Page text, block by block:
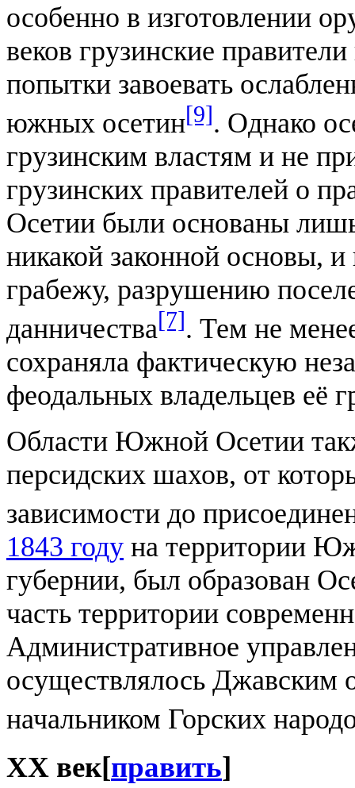
особенно в изготовлении
веков грузинские
попытки завоевать
южных осетин[9]. Однако
грузинским властям и не
грузинских правителей о
Осетии были основаны
никакой законной основы,
грабежу, разрушению
данничества[7]. Тем не
сохраняла фактическую
феодальных владельцев её
Области Южной Осетии
персидских шахов, от
зависимости до
1843 году на территории
губернии, был образован
часть территории
Административное
осуществлялось Джавским
начальником Горских
XX век[править]